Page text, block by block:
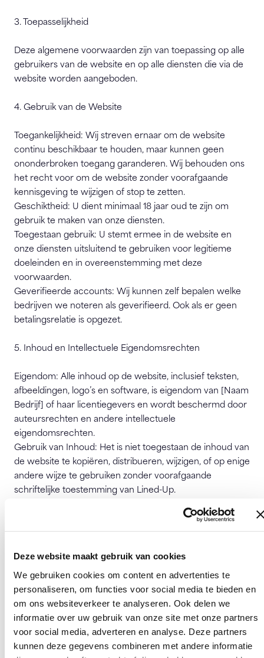
Deze website maakt gebruik van cookies
We gebruiken cookies om content en advertenties te
personaliseren, om functies voor social media te bieden en
om ons websiteverkeer te analyseren. Ook delen we
informatie over uw gebruik van onze site met onze partners
voor social media, adverteren en analyse. Deze partners
kunnen deze gegevens combineren met andere informatie
3. Toepasselijkheid
Deze algemene voorwaarden zijn van toepassing op alle
gebruikers van de website en op alle diensten die via de
website worden aangeboden.
4. Gebruik van de Website
Toegankelijkheid: Wij streven ernaar om de website
continu beschikbaar te houden, maar kunnen geen
ononderbroken toegang garanderen. Wij behouden ons
het recht voor om de website zonder voorafgaande
kennisgeving te wijzigen of stop te zetten.
Geschiktheid: U dient minimaal 18 jaar oud te zijn om
gebruik te maken van onze diensten.
Toegestaan gebruik: U stemt ermee in de website en
onze diensten uitsluitend te gebruiken voor legitieme
doeleinden en in overeenstemming met deze
voorwaarden.
Geverifieerde accounts: Wij kunnen zelf bepalen welke
bedrijven we noteren als geverifieerd. Ook als er geen
betalingsrelatie is opgezet.
5. Inhoud en Intellectuele Eigendomsrechten
Eigendom: Alle inhoud op de website, inclusief teksten,
afbeeldingen, logo’s en software, is eigendom van [Naam
Bedrijf] of haar licentiegevers en wordt beschermd door
auteursrechten en andere intellectuele
eigendomsrechten.
Gebruik van Inhoud: Het is niet toegestaan de inhoud van
de website te kopiëren, distribueren, wijzigen, of op enige
andere wijze te gebruiken zonder voorafgaande
schriftelijke toestemming van Lined-Up.
het nodig zijn een account aan te maken. U stemt ermee
in om volledige en accurate informatie te verstrekken
tijdens de registratie.
Beveiliging: U bent verantwoordelijk voor de
vertrouwelijkheid van uw accountgegevens en
wachtwoord. Linde-Up is niet aansprakelijk voor enig
verlies of schade voortvloeiend uit ongeautoriseerd